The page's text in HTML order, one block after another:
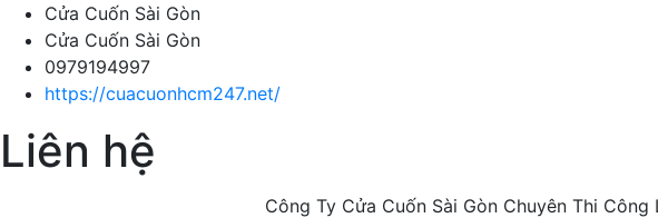
Cửa Cuốn Sài Gòn
Cửa Cuốn Sài Gòn
0979194997
https://cuacuonhcm247.net/
Liên hệ
Công Ty Cửa Cuốn Sài Gòn Chuyên Thi Công Lắp